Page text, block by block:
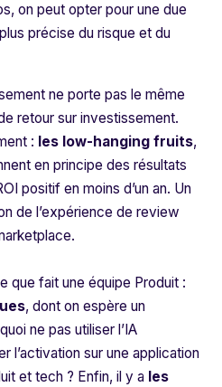
on peut opter pour une due
précise du risque et du
ne porte pas le même
retour sur investissement.
: les low-hanging fruits,
en principe des résultats
positif en moins d’un an. Un
de l’expérience de review
que fait une équipe Produit :
, dont on espère un
ne pas utiliser l’IA
l’activation sur une application
et tech ? Enfin, il y a les